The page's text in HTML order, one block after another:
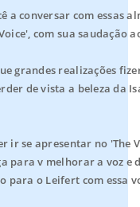
a conversar com
com sua saudação
grandes realizações
de vista a beleza da
ir se apresentar no
para v melhorar a voz
para o Leifert com